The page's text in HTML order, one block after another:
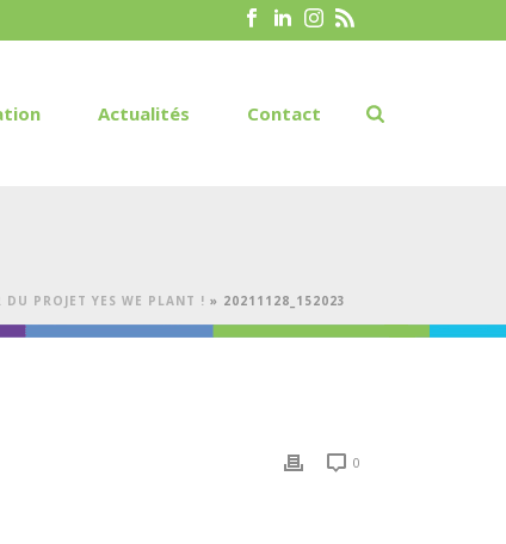
Actualités Contact
DU PROJET YES WE PLANT ! » 20211128_152023
0